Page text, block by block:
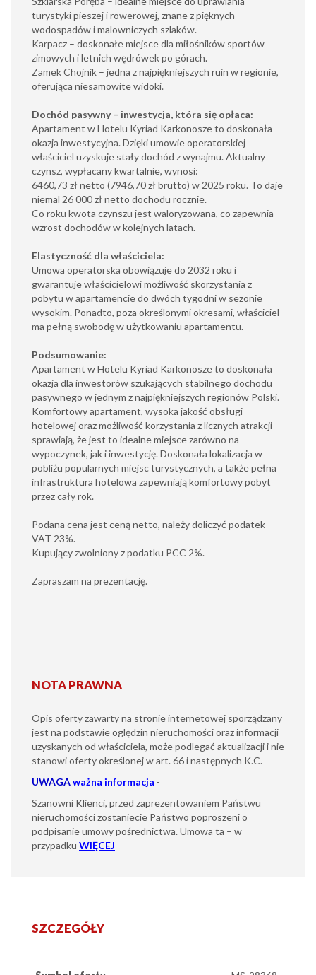
turystyki pieszej i rowerowej, znane z pięknych
wodospadów i malowniczych szlaków.
Karpacz – doskonałe miejsce dla miłośników sportów
zimowych i letnich wędrówek po górach.
Zamek Chojnik – jedna z najpiękniejszych ruin w regionie,
oferująca niesamowite widoki.
Dochód pasywny – inwestycja, która się opłaca:
Apartament w Hotelu Kyriad Karkonosze to doskonała
okazja inwestycyjna. Dzięki umowie operatorskiej
właściciel uzyskuje stały dochód z wynajmu. Aktualny
czynsz, wypłacany kwartalnie, wynosi:
6460,73 zł netto (7946,70 zł brutto) w 2025 roku. To daje
niemal 26 000 zł netto dochodu rocznie.
Co roku kwota czynszu jest waloryzowana, co zapewnia
wzrost dochodów w kolejnych latach.
Elastyczność dla właściciela:
Umowa operatorska obowiązuje do 2032 roku i
gwarantuje właścicielowi możliwość skorzystania z
pobytu w apartamencie do dwóch tygodni w sezonie
wysokim. Ponadto, poza określonymi okresami, właściciel
ma pełną swobodę w użytkowaniu apartamentu.
Podsumowanie:
Apartament w Hotelu Kyriad Karkonosze to doskonała
okazja dla inwestorów szukających stabilnego dochodu
pasywnego w jednym z najpiękniejszych regionów Polski.
Komfortowy apartament, wysoka jakość obsługi
hotelowej oraz możliwość korzystania z licznych atrakcji
sprawiają, że jest to idealne miejsce zarówno na
wypoczynek, jak i inwestycję. Doskonała lokalizacja w
pobliżu popularnych miejsc turystycznych, a także pełna
infrastruktura hotelowa zapewniają komfortowy pobyt
przez cały rok.
Podana cena jest ceną netto, należy doliczyć podatek
VAT 23%.
Kupujący zwolniony z podatku PCC 2%.
Zapraszam na prezentację.
NOTA PRAWNA
Opis oferty zawarty na stronie internetowej sporządzany
jest na podstawie oględzin nieruchomości oraz informacji
uzyskanych od właściciela, może podlegać aktualizacji i nie
stanowi oferty określonej w art. 66 i następnych K.C.
UWAGAważna informacja -
Szanowni Klienci, przed zaprezentowaniem Państwu
nieruchomości zostaniecie Państwo poproszeni o
podpisanie umowy pośrednictwa. Umowa ta – w
przypadku WIĘCEJ
SZCZEGÓŁY